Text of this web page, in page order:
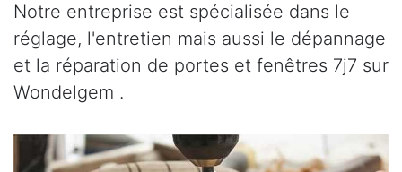
Notre entreprise est spécialisée dans le
réglage, l'entretien mais aussi le dépannage
et la réparation de portes et fenêtres 7j7 sur
Wondelgem .